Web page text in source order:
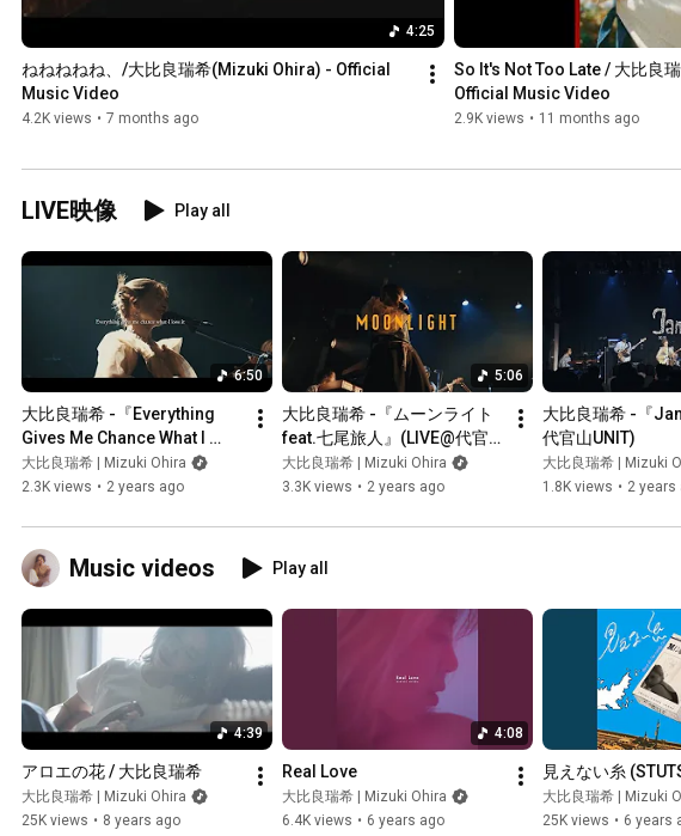
How are you
feeling?誰かじ
How are you
feeling?ありの
How are you
feeling?感じる
揺れるパラメー
How are you
feeling?誰かじ
How are you
feeling?ありの
How are you
feeling?感じる
そんな不思議
吸って吐いて　
＝＝＝＝＝＝＝
＝＝＝＝＝＝
= Music Credits=
Music & Lyrics :
Track Produce
Mix : FKD
= Video Credits
4:25
ねねねねね、/大比良瑞希(Mizuki Ohira) - Official
Music Video
4.2K views • 7 months ago
So It's Not Too Late / 大比良
Official Music Video
2.9K views • 11 months ago
LIVE映像 Play all
6:50
大比良瑞希 -『Everything
Gives Me Chance What I
Love It』(LIVE@代官山UNIT)
大比良瑞希 | Mizuki Ohira
2.3K views • 2 years ago
5:06
大比良瑞希 -『ムーンライト
feat.七尾旅人』(LIVE@代官
山UNIT)
大比良瑞希 | Mizuki Ohira
3.3K views • 2 years ago
大比良瑞希 -『
代官山UNIT)
大比良瑞希 | Mizuki
1.8K views • 2 years
Music videos Play all
4:39
アロエの花 / 大比良瑞希
大比良瑞希 | Mizuki Ohira
25K views • 8 years ago
4:08
Real Love
大比良瑞希 | Mizuki Ohira
6.4K views • 6 years ago
見えない糸
大比良瑞希 | Mizuki
25K views • 6 years